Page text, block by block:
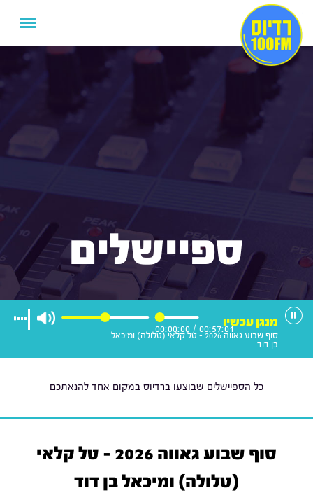
ספיישלים
00:57:01
/
00:00:00
מנגן עכשיו
סוף שבוע גאווה 2026 - טל קלאי (טלולה) ומיכאל
בן דוד
כל הספיישלים שבוצעו ברדיוס במקום אחד להנאתכם
סוף שבוע גאווה 2026 - טל קלאי
(טלולה) ומיכאל בן דוד